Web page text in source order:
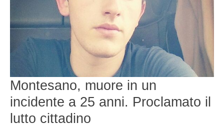
Montesano, muore in un
incidente a 25 anni. Proclamato il
lutto cittadino
Proclamato